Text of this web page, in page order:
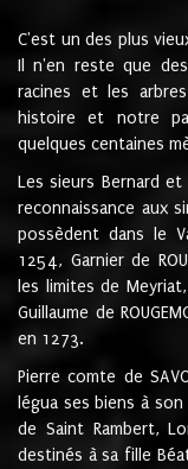
C'est un des plus
Il n'en reste que
racines et les
histoire et notre
quelques centaines
Les sieurs Bernard et
reconnaissance aux
possèdent dans le
1254, Garnier de
les limites de
Guillaume de
en 1273.
Pierre comte de
légua ses biens à
de Saint Rambert,
destinés à sa fille